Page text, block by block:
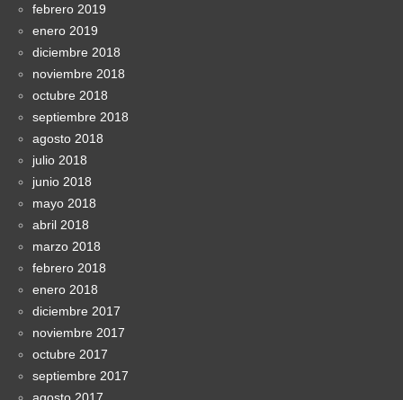
febrero 2019
enero 2019
diciembre 2018
noviembre 2018
octubre 2018
septiembre 2018
agosto 2018
julio 2018
junio 2018
mayo 2018
abril 2018
marzo 2018
febrero 2018
enero 2018
diciembre 2017
noviembre 2017
octubre 2017
septiembre 2017
agosto 2017